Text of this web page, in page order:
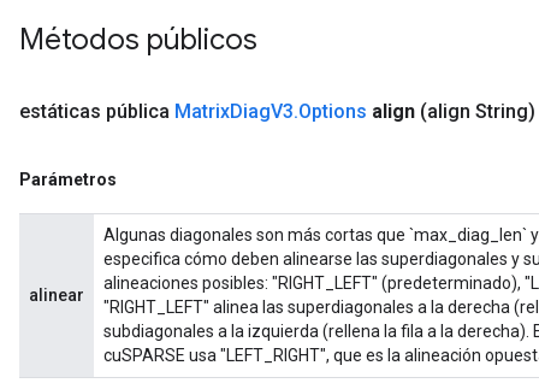
Métodos públicos
estáticas pública MatrixDiagV3.Options align (align String)
Parámetros
alinear
Algunas diagonales son más cortas que `max_diag_len`
especifica cómo deben alinearse las superdiagonales y
alineaciones posibles: "RIGHT_LEFT" (predeterminado),
"RIGHT_LEFT" alinea las superdiagonales a la derecha
subdiagonales a la izquierda (rellena la fila a la derecha).
cuSPARSE usa "LEFT_RIGHT", que es la alineación